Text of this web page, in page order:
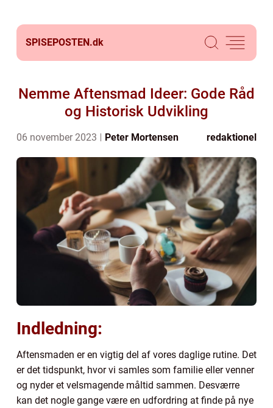
SPISEPOSTEN.dk
Nemme Aftensmad Ideer: Gode Råd
og Historisk Udvikling
06 november 2023 Peter Mortensen redaktionel
Indledning:
Aftensmaden er en vigtig del af vores daglige rutine. Det
er det tidspunkt, hvor vi samles som familie eller venner
og nyder et velsmagende måltid sammen. Desværre
kan det nogle gange være en udfordring at finde på nye